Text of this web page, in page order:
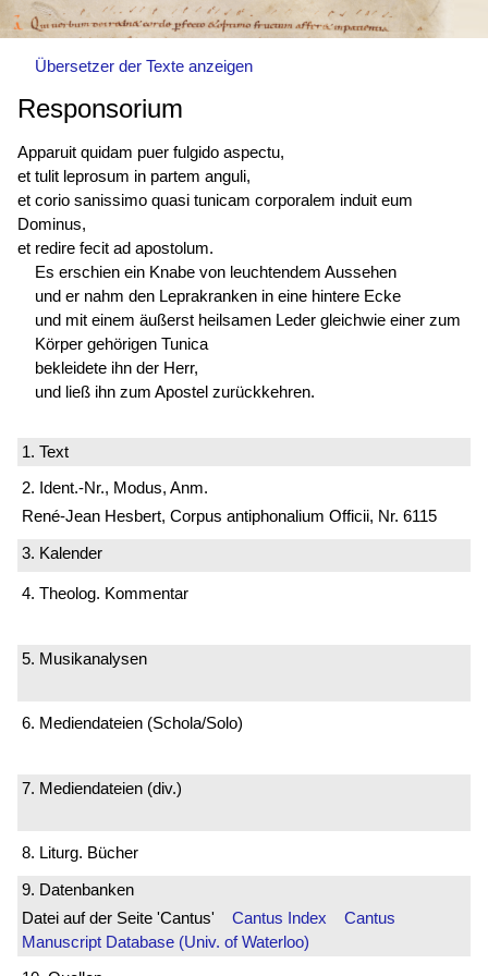
Übersetzer der Texte anzeigen
Responsorium
Apparuit quidam puer fulgido aspectu,
et tulit leprosum in partem anguli,
et corio sanissimo quasi tunicam corporalem induit eum
Dominus,
et redire fecit ad apostolum.
Es erschien ein Knabe von leuchtendem Aussehen
und er nahm den Leprakranken in eine hintere Ecke
und mit einem äußerst heilsamen Leder gleichwie einer zum
Körper gehörigen Tunica
bekleidete ihn der Herr,
und ließ ihn zum Apostel zurückkehren.
1. Text
2. Ident.-Nr., Modus, Anm.
René-Jean Hesbert, Corpus antiphonalium Officii, Nr. 6115
3. Kalender
4. Theolog. Kommentar
5. Musikanalysen
6. Mediendateien (Schola/Solo)
7. Mediendateien (div.)
8. Liturg. Bücher
9. Datenbanken
Datei auf der Seite 'Cantus' Cantus Index
Cantus
Manuscript Database (Univ. of Waterloo)